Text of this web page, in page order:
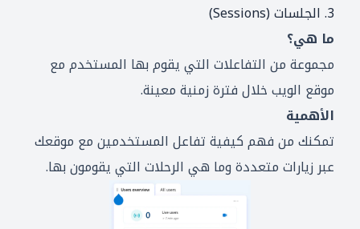
3. الجلسات (Sessions)
ما هي؟
مجموعة من التفاعلات التي يقوم بها المستخدم مع
موقع الويب خلال فترة زمنية معينة.
الأهمية
تمكنك من فهم كيفية تفاعل المستخدمين مع موقعك
عبر زيارات متعددة وما هي الرحلات التي يقومون بها.